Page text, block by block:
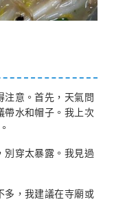
注意。首先，天氣問
帶水和帽子。我上次
別穿太暴露。我見過
多，我建議在寺廟或